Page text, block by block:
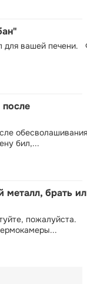
для вашей печени.
бил,...
брать
пожалуйста.